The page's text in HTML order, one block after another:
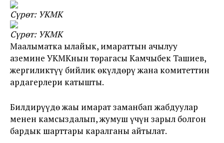
Сүрөт: УКМК
Сүрөт: УКМК
Маалыматка ылайык, имараттын ачылуу
аземине УКМКнын төрагасы Камчыбек Ташиев,
жергиликтүү бийлик өкүлдөрү жана комитеттин
ардагерлери катышты.
Билдирүүдө жаңы имарат заманбап жабдуулар
менен камсыздалып, жумуш үчүн зарыл болгон
бардык шарттары каралганы айтылат.